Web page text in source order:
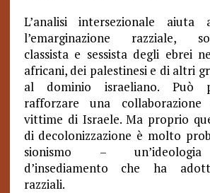
L’analisi intersezionale aiuta
l’emarginazione razziale,
classista e sessista degli ebrei
africani, dei palestinesi e di altri
al dominio israeliano. Può
rafforzare una
vittime di Israele. Ma proprio
di decolonizzazione è molto
sionismo – un’ideologia
d’insediamento che ha
razziali.